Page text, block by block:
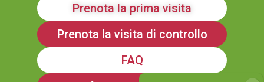
Prenota la prima visita
Prenota la visita di controllo
FAQ